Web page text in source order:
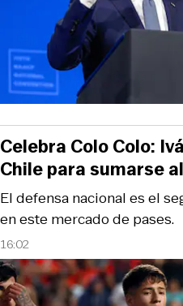
16:02
El defensa nacional es el
en este mercado de pases.
Celebra Colo Colo:
Chile para sumarse